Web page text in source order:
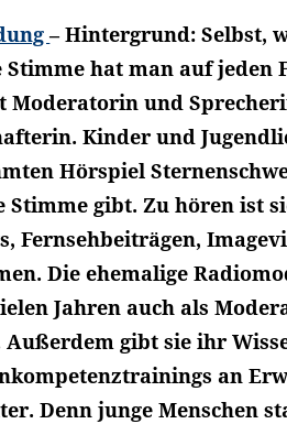
– Hintergrund: Selbst,
hat man auf jeden
Moderatorin und
Kinder und
Hörspiel
Stimme gibt. Zu hören ist
Fernsehbeiträgen,
Die ehemalige
Jahren auch als
Außerdem gibt sie ihr
an
Denn junge Menschen